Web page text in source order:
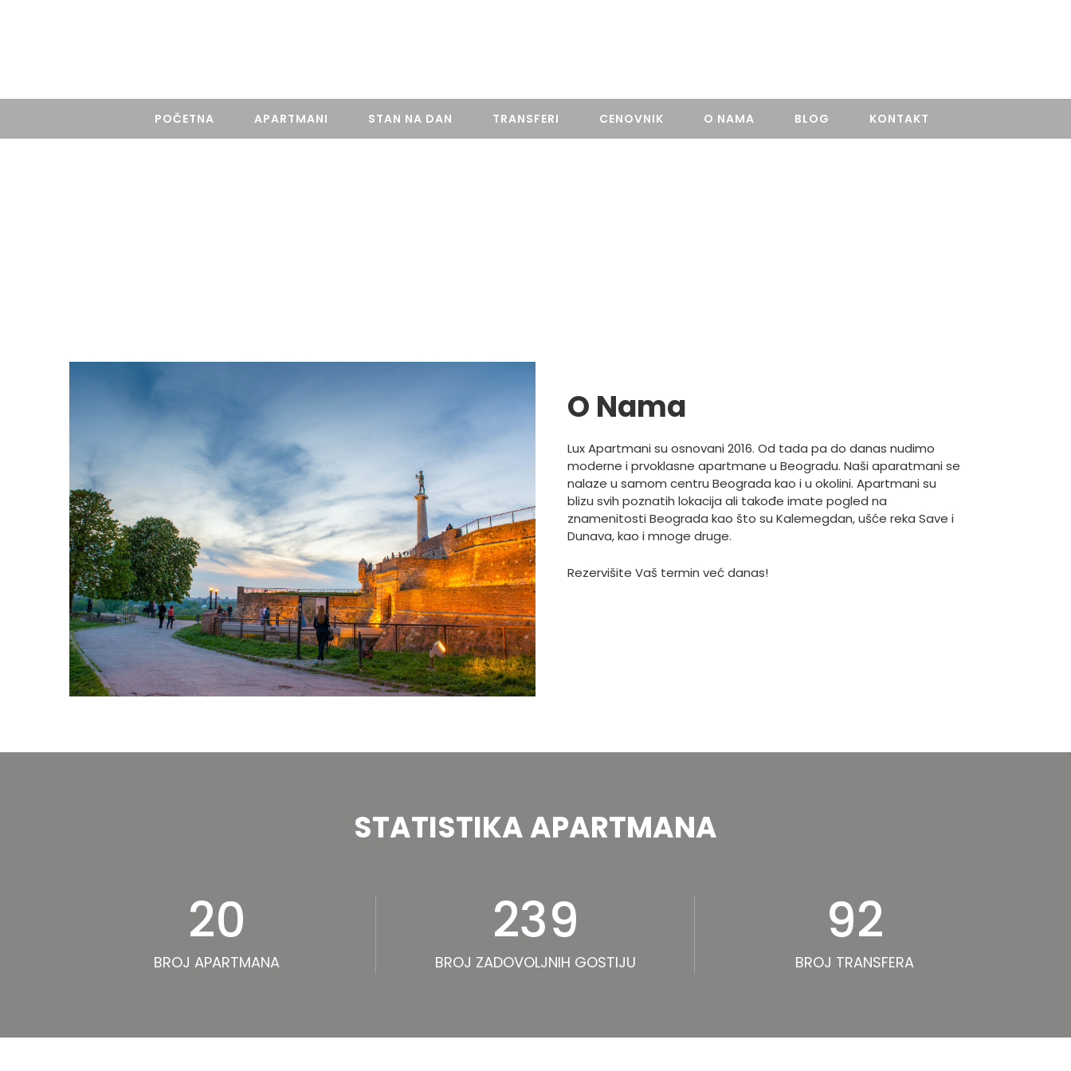
POČETNA APARTMANI STAN NA DAN TRANSFERI CENOVNIK O NAMA BLOG KONTAKT
O Nama
Lux Apartmani su osnovani 2016. Od tada pa do danas nudimo
moderne i prvoklasne apartmane u Beogradu. Naši aparatmani se
nalaze u samom centru Beograda kao i u okolini. Apartmani su
blizu svih poznatih lokacija ali takođe imate pogled na
znamenitosti Beograda kao što su Kalemegdan, ušće reka Save i
Dunava, kao i mnoge druge.
Rezervišite Vaš termin već danas!
STATISTIKA APARTMANA
20
BROJ APARTMANA
239
BROJ ZADOVOLJNIH GOSTIJU
92
BROJ TRANSFERA